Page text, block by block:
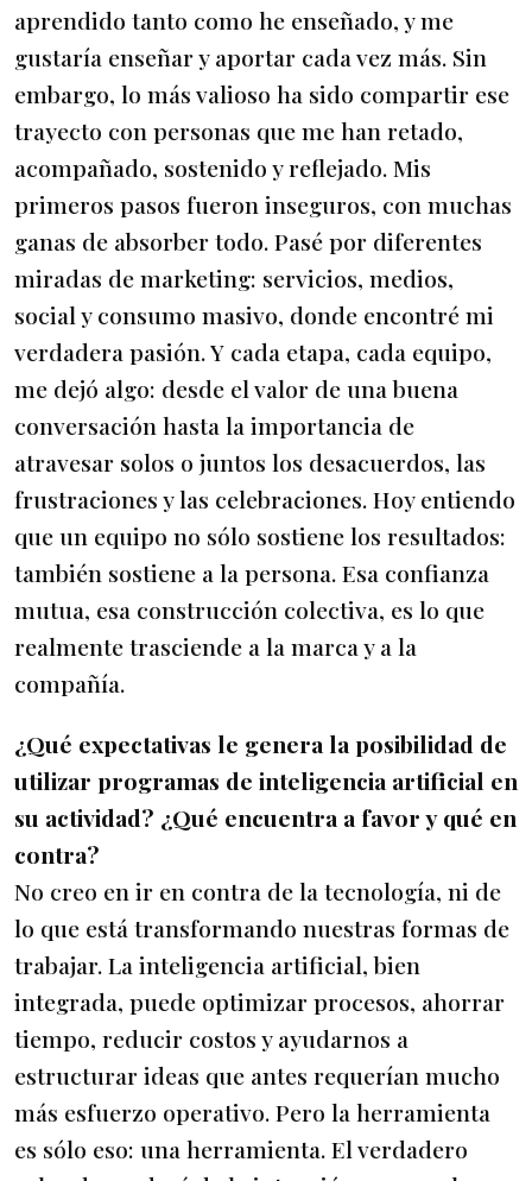
aprendido tanto como he enseñado, y me
gustaría enseñar y aportar cada vez más. Sin
embargo, lo más valioso ha sido compartir ese
trayecto con personas que me han retado,
acompañado, sostenido y reflejado. Mis
primeros pasos fueron inseguros, con muchas
ganas de absorber todo. Pasé por diferentes
miradas de marketing: servicios, medios,
social y consumo masivo, donde encontré mi
verdadera pasión. Y cada etapa, cada equipo,
me dejó algo: desde el valor de una buena
conversación hasta la importancia de
atravesar solos o juntos los desacuerdos, las
frustraciones y las celebraciones. Hoy entiendo
que un equipo no sólo sostiene los resultados:
también sostiene a la persona. Esa confianza
mutua, esa construcción colectiva, es lo que
realmente trasciende a la marca y a la
compañía.
¿Qué expectativas le genera la posibilidad de
utilizar programas de inteligencia artificial en
su actividad? ¿Qué encuentra a favor y qué en
contra?
No creo en ir en contra de la tecnología, ni de
lo que está transformando nuestras formas de
trabajar. La inteligencia artificial, bien
integrada, puede optimizar procesos, ahorrar
tiempo, reducir costos y ayudarnos a
estructurar ideas que antes requerían mucho
más esfuerzo operativo. Pero la herramienta
es sólo eso: una herramienta. El verdadero